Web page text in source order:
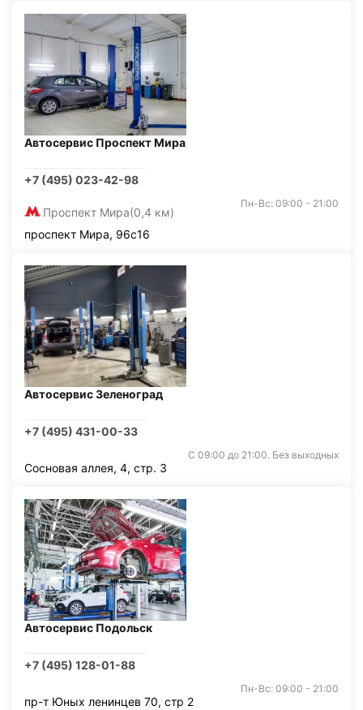
Автосервис Проспект Мира
+7 (495) 023-42-98
Проспект Мира(0,4 км)
Пн-Вс: 09:00 - 21:00
проспект Мира, 96с16
Автосервис Зеленоград
+7 (495) 431-00-33
С 09:00 до 21:00. Без выходных
Сосновая аллея, 4, стр. 3
Автосервис Подольск
+7 (495) 128-01-88
Пн-Вс: 09:00 - 21:00
пр-т Юных ленинцев 70, стр 2